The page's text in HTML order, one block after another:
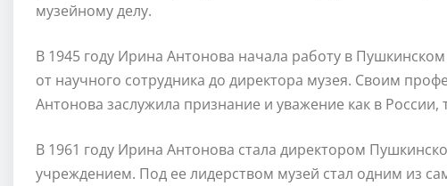
музейному делу.
В 1945 году Ирина Антонова начала работу в
от научного сотрудника до директора музея. Своим
Антонова заслужила признание и уважение как в России,
В 1961 году Ирина Антонова стала директором
учреждением. Под ее лидерством музей стал одним из